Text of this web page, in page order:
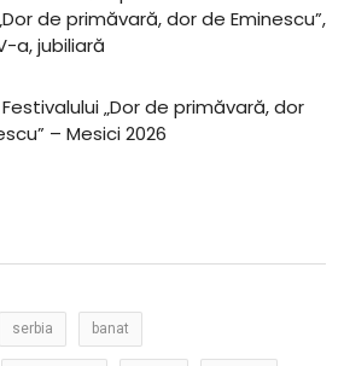
de primăvară, dor de Eminescu”,
a, jubiliară
„Dor de primăvară, dor
– Mesici 2026
serbia banat